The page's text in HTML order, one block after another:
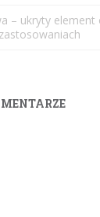
– ukryty element